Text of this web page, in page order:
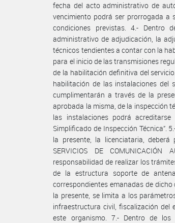
fecha del acto administrativo de
vencimiento podrá ser prorrogada a
condiciones previstas. 4.-
administrativo de adjudicación, la
técnicos tendientes a contar con la
para el inicio de las transmisiones
de la habilitación definitiva del
habilitación de las instalaciones del
cumplimentarán a través de la
aprobada la misma, de la inspección
las instalaciones podrá
Simplificado de Inspección Técnica”.
la presente, la licenciataria, deberá
SERVICIOS DE
responsabilidad de realizar los
de la estructura soporte de
correspondientes emanadas de
la presente, se limita a los
infraestructura civil, fiscalización del
este organismo. 7.- Dentro de